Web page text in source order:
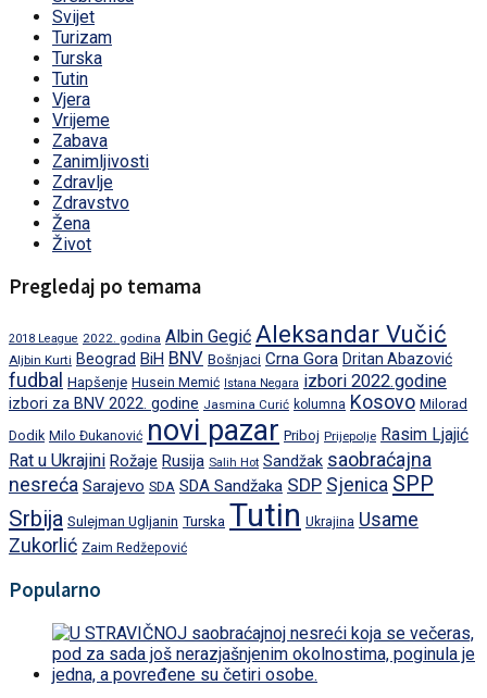
Svijet
Turizam
Turska
Tutin
Vjera
Vrijeme
Zabava
Zanimljivosti
Zdravlje
Zdravstvo
Žena
Život
Pregledaj po temama
2018 League 2022. godina Albin Gegić Aleksandar Vučić
Aljbin Kurti Beograd BiH BNV Bošnjaci Crna Gora Dritan Abazović
fudbal Hapšenje Husein Memić Istana Negara izbori 2022.godine
izbori za BNV 2022. godine Jasmina Curić kolumna Kosovo Milorad
Dodik Milo Đukanović novi pazar Priboj Prijepolje Rasim Ljajić
Rat u Ukrajini Rožaje Rusija Salih Hot Sandžak saobraćajna
nesreća Sarajevo SDA SDA Sandžaka SDP Sjenica SPP
Srbija Sulejman Ugljanin Turska Tutin Ukrajina Usame
Zukorlić Zaim Redžepović
Popularno